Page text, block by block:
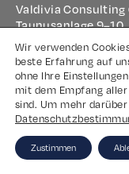
Valdivia Consulting
Taunusanlage 9–10
60329 Frankfurt
Impressum
Datenschutz
Wir verwenden
beste Erfahrung auf
ohne Ihre
mit dem Empfang
sind. Um mehr
Zustimmen